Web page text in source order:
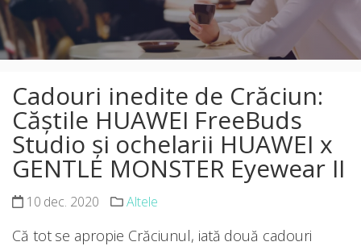
Cadouri inedite de Crăciun:
Căștile HUAWEI FreeBuds
Studio și ochelarii HUAWEI x
GENTLE MONSTER Eyewear II
10 dec. 2020 Altele
Că tot se apropie Crăciunul, iată două cadouri